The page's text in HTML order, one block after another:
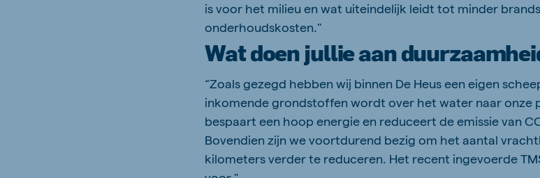
is voor het milieu en wat uiteindelijk leidt tot minder
onderhoudskosten."
Wat doen jullie aan
“Zoals gezegd hebben wij binnen De Heus een eigen
inkomende grondstoffen wordt over het water naar onze
bespaart een hoop energie en reduceert de emissie van
Bovendien zijn we voortdurend bezig om het aantal
kilometers verder te reduceren. Het recent ingevoerde